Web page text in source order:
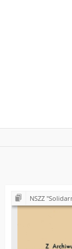
NSZZ "Solidarność" w Rejonie Budowy Dróg w Kielcach